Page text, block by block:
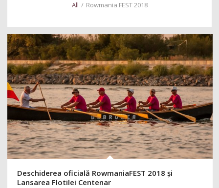
All / Rowmania FEST 2018
Deschiderea oficială RowmaniaFEST 2018 și
Lansarea Flotilei Centenar